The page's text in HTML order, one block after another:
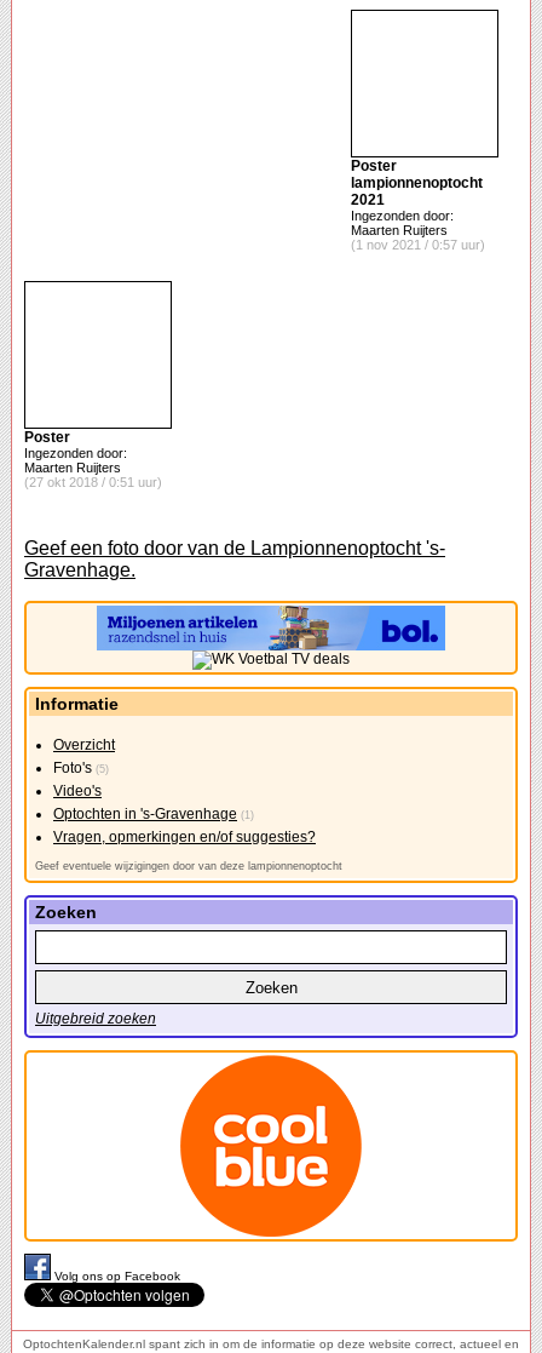
Poster
lampionnenoptocht
2021
Ingezonden door:
Maarten Ruijters
(1 nov 2021 / 0:57 uur)
Poster
Ingezonden door:
Maarten Ruijters
(27 okt 2018 / 0:51 uur)
Geef een foto door van de Lampionnenoptocht 's-
Gravenhage.
Informatie
Overzicht
Foto's (5)
Video's
Optochten in 's-Gravenhage (1)
Vragen, opmerkingen en/of suggesties?
Geef eventuele wijzigingen door van deze lampionnenoptocht
Zoeken
Uitgebreid zoeken
Volg ons op Facebook
OptochtenKalender.nl spant zich in om de informatie op deze website correct, actueel en